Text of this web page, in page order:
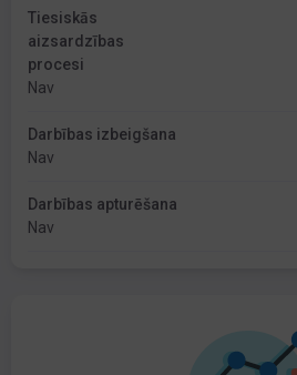
Tiesiskās
aizsardzības
procesi
Nav
Darbības izbeigšana
Nav
Darbības apturēšana
Nav